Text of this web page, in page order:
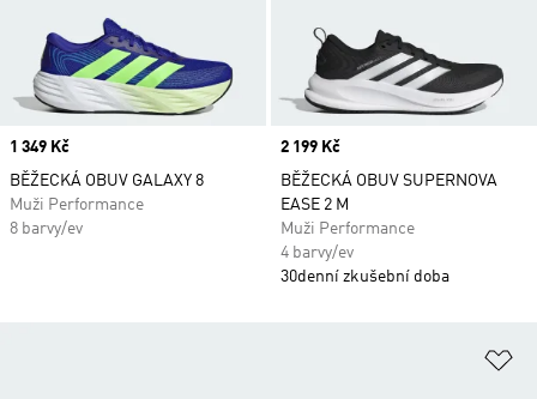
Price
1 349 Kč
BĚŽECKÁ OBUV GALAXY 8
Muži Performance
8 barvy/ev
Price
2 199 Kč
BĚŽECKÁ OBUV SUPERNOVA
EASE 2 M
Muži Performance
4 barvy/ev
30denní zkušební doba